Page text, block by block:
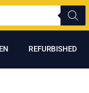
REFURBISHED